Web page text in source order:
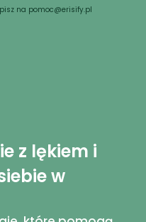
na pomoc@erisify.pl
z lękiem i
w